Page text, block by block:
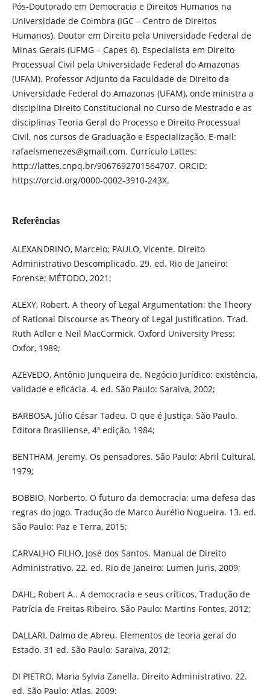
Pós-Doutorado em Democracia e Direitos Humanos na
Universidade de Coimbra (IGC – Centro de Direitos
Humanos). Doutor em Direito pela Universidade Federal de
Minas Gerais (UFMG – Capes 6). Especialista em Direito
Processual Civil pela Universidade Federal do Amazonas
(UFAM). Professor Adjunto da Faculdade de Direito da
Universidade Federal do Amazonas (UFAM), onde ministra a
disciplina Direito Constitucional no Curso de Mestrado e as
disciplinas Teoria Geral do Processo e Direito Processual
Civil, nos cursos de Graduação e Especialização. E-mail:
rafaelsmenezes@gmail.com. Currículo Lattes:
http://lattes.cnpq.br/9067692701564707. ORCID:
https://orcid.org/0000-0002-3910-243X.
Referências
ALEXANDRINO, Marcelo; PAULO, Vicente. Direito
Administrativo Descomplicado. 29. ed. Rio de Janeiro:
Forense; MÉTODO, 2021;
ALEXY, Robert. A theory of Legal Argumentation: the Theory
of Rational Discourse as Theory of Legal Justification. Trad.
Ruth Adler e Neil MacCormick. Oxford University Press:
Oxfor, 1989;
AZEVEDO, Antônio Junqueira de. Negócio Jurídico: existência,
validade e eficácia. 4. ed. São Paulo: Saraiva, 2002;
BARBOSA, Júlio César Tadeu. O que é Justiça. São Paulo.
Editora Brasiliense, 4ª edição, 1984;
BENTHAM, Jeremy. Os pensadores. São Paulo: Abril Cultural,
1979;
BOBBIO, Norberto. O futuro da democracia: uma defesa das
regras do jogo. Tradução de Marco Aurélio Nogueira. 13. ed.
São Paulo: Paz e Terra, 2015;
CARVALHO FILHO, José dos Santos. Manual de Direito
Administrativo. 22. ed. Rio de Janeiro: Lumen Juris, 2009;
DAHL, Robert A.. A democracia e seus críticos. Tradução de
Patrícia de Freitas Ribeiro. São Paulo: Martins Fontes, 2012;
DALLARI, Dalmo de Abreu. Elementos de teoria geral do
Estado. 31 ed. São Paulo: Saraiva, 2012;
DI PIETRO, Maria Sylvia Zanella. Direito Administrativo. 22.
ed. São Paulo: Atlas, 2009;